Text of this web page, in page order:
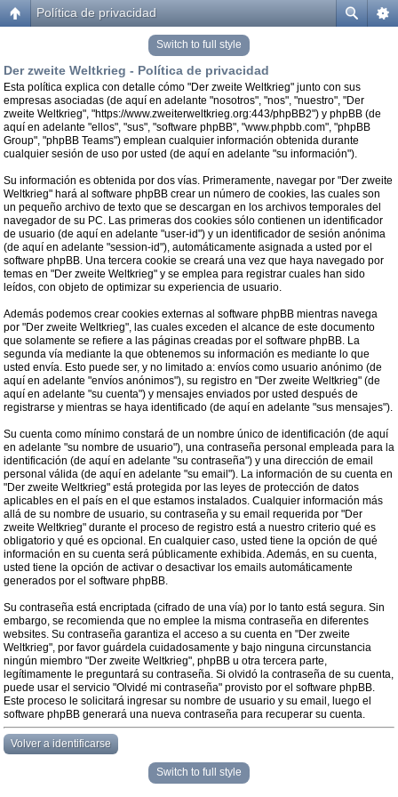
Política de privacidad
Switch to full style
Der zweite Weltkrieg - Política de privacidad
Esta política explica con detalle cómo "Der zweite Weltkrieg" junto con sus
empresas asociadas (de aquí en adelante "nosotros", "nos", "nuestro", "Der
zweite Weltkrieg", "https://www.zweiterweltkrieg.org:443/phpBB2") y phpBB (de
aquí en adelante "ellos", "sus", "software phpBB", "www.phpbb.com", "phpBB
Group", "phpBB Teams") emplean cualquier información obtenida durante
cualquier sesión de uso por usted (de aquí en adelante "su información").
Su información es obtenida por dos vías. Primeramente, navegar por "Der zweite
Weltkrieg" hará al software phpBB crear un número de cookies, las cuales son
un pequeño archivo de texto que se descargan en los archivos temporales del
navegador de su PC. Las primeras dos cookies sólo contienen un identificador
de usuario (de aquí en adelante "user-id") y un identificador de sesión anónima
(de aquí en adelante "session-id"), automáticamente asignada a usted por el
software phpBB. Una tercera cookie se creará una vez que haya navegado por
temas en "Der zweite Weltkrieg" y se emplea para registrar cuales han sido
leídos, con objeto de optimizar su experiencia de usuario.
Además podemos crear cookies externas al software phpBB mientras navega
por "Der zweite Weltkrieg", las cuales exceden el alcance de este documento
que solamente se refiere a las páginas creadas por el software phpBB. La
segunda vía mediante la que obtenemos su información es mediante lo que
usted envía. Esto puede ser, y no limitado a: envíos como usuario anónimo (de
aquí en adelante "envíos anónimos"), su registro en "Der zweite Weltkrieg" (de
aquí en adelante "su cuenta") y mensajes enviados por usted después de
registrarse y mientras se haya identificado (de aquí en adelante "sus mensajes").
Su cuenta como mínimo constará de un nombre único de identificación (de aquí
en adelante "su nombre de usuario"), una contraseña personal empleada para la
identificación (de aquí en adelante "su contraseña") y una dirección de email
personal válida (de aquí en adelante "su email"). La información de su cuenta en
"Der zweite Weltkrieg" está protegida por las leyes de protección de datos
aplicables en el país en el que estamos instalados. Cualquier información más
allá de su nombre de usuario, su contraseña y su email requerida por "Der
zweite Weltkrieg" durante el proceso de registro está a nuestro criterio qué es
obligatorio y qué es opcional. En cualquier caso, usted tiene la opción de qué
información en su cuenta será públicamente exhibida. Además, en su cuenta,
usted tiene la opción de activar o desactivar los emails automáticamente
generados por el software phpBB.
Su contraseña está encriptada (cifrado de una vía) por lo tanto está segura. Sin
embargo, se recomienda que no emplee la misma contraseña en diferentes
websites. Su contraseña garantiza el acceso a su cuenta en "Der zweite
Weltkrieg", por favor guárdela cuidadosamente y bajo ninguna circunstancia
ningún miembro "Der zweite Weltkrieg", phpBB u otra tercera parte,
legítimamente le preguntará su contraseña. Si olvidó la contraseña de su cuenta,
puede usar el servicio "Olvidé mi contraseña" provisto por el software phpBB.
Este proceso le solicitará ingresar su nombre de usuario y su email, luego el
software phpBB generará una nueva contraseña para recuperar su cuenta.
Volver a identificarse
Switch to full style